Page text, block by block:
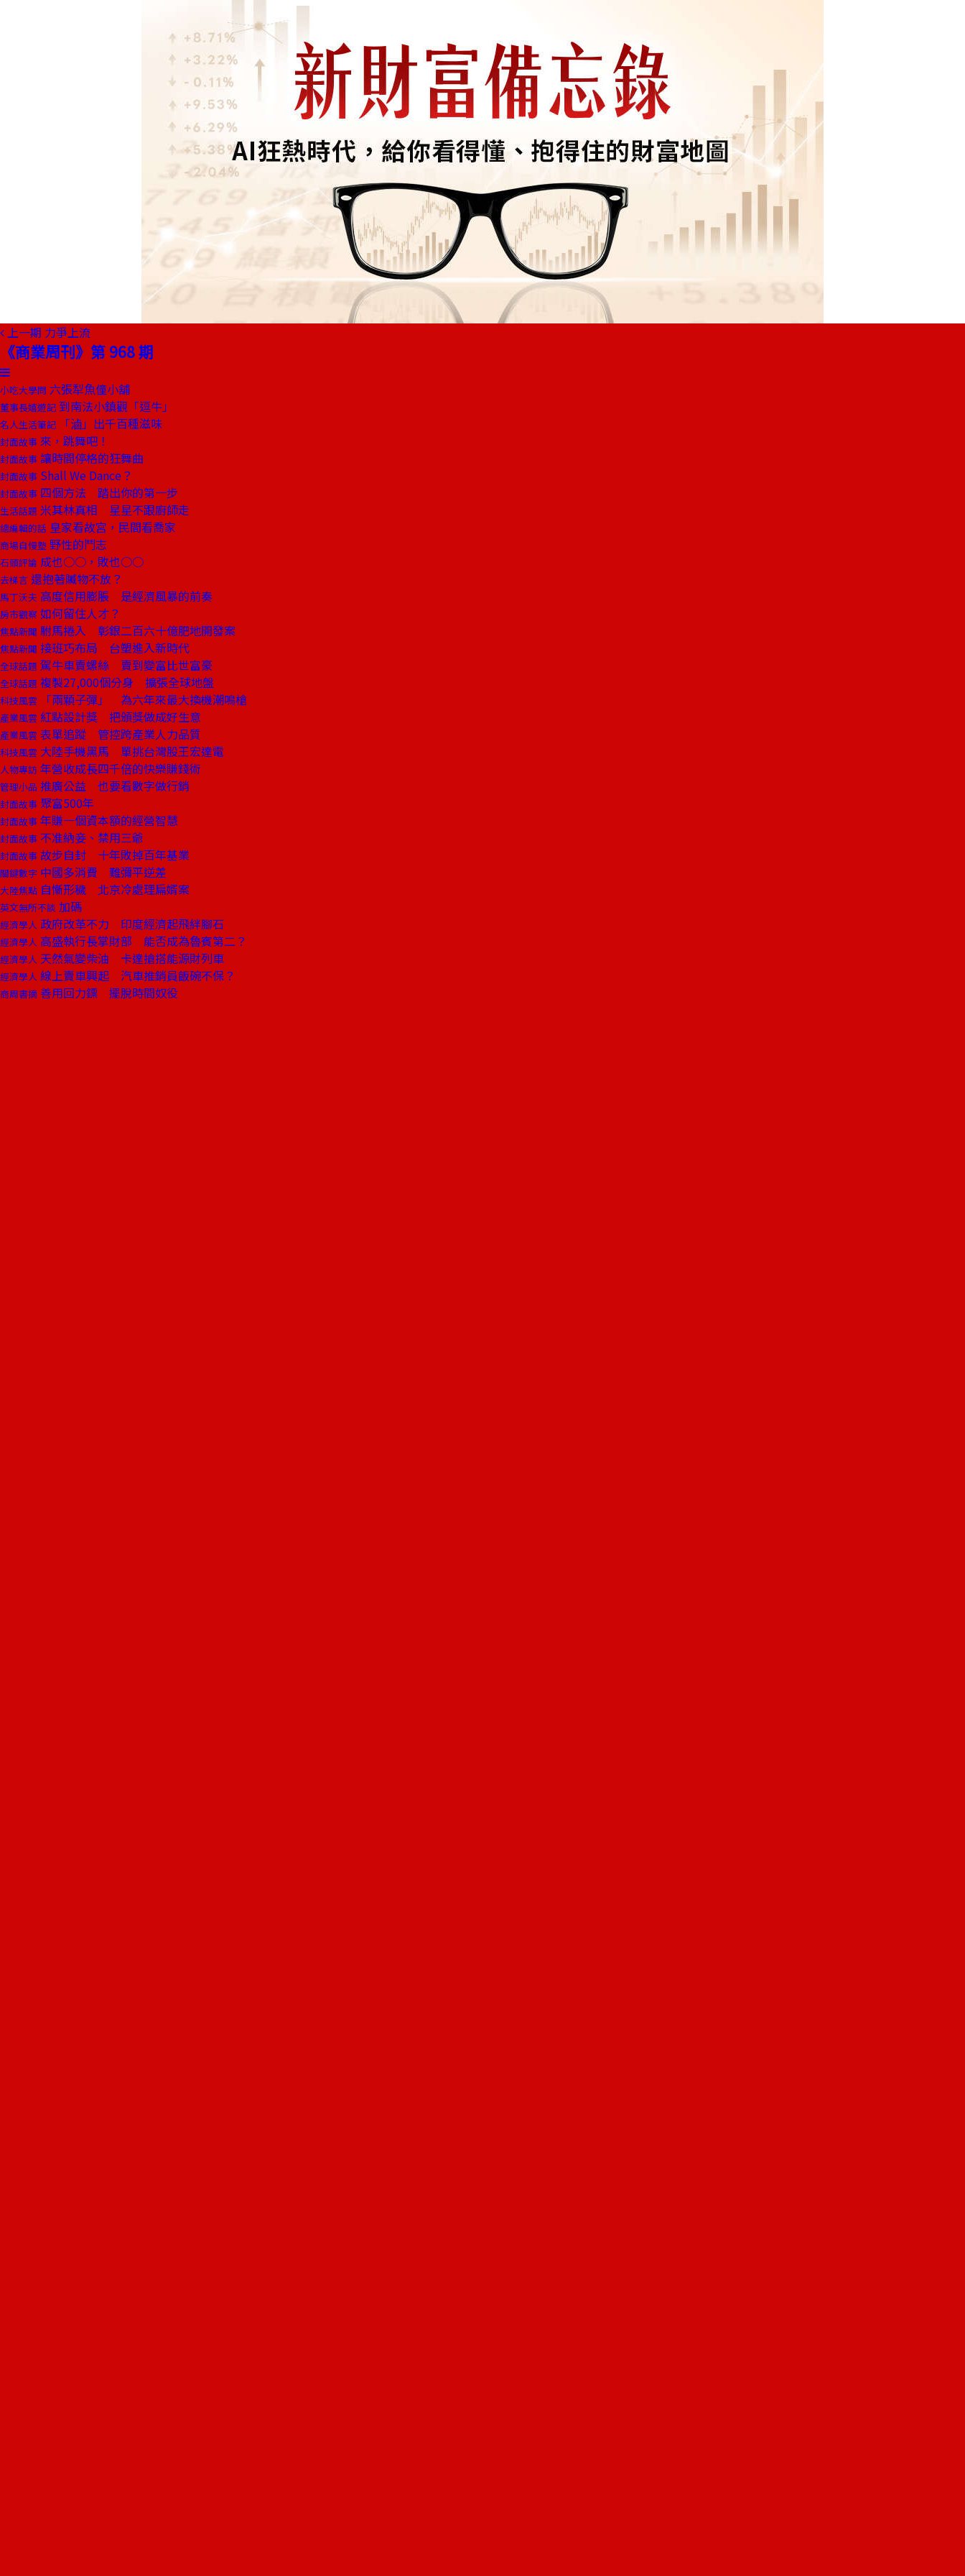
上一期 力爭上流
《商業周刊》第 968 期
小吃大學問 六張犁魚僮小舖
董事長嬉遊記 到南法小鎮觀「逗牛」
名人生活筆記 「滷」出千百種滋味
封面故事 來，跳舞吧！
封面故事 讓時間停格的狂舞曲
封面故事 Shall We Dance？
封面故事 四個方法 踏出你的第一步
生活話題 米其林真相 星星不跟廚師走
總編輯的話 皇家看故宮，民間看喬家
商場自慢塾 野性的鬥志
石頭評論 成也○○，敗也○○
去梯言 還抱著贓物不放？
馬丁沃夫 高度信用膨脹 是經濟風暴的前奏
房市觀察 如何留住人才？
焦點新聞 駙馬捲入 彰銀二百六十億肥地開發案
焦點新聞 接班巧布局 台塑進入新時代
全球話題 駕牛車賣螺絲 賣到變富比世富豪
全球話題 複製27,000個分身 擴張全球地盤
科技風雲 「兩顆子彈」 為六年來最大換機潮鳴槍
產業風雲 紅點設計獎 把頒獎做成好生意
產業風雲 表單追蹤 管控跨產業人力品質
科技風雲 大陸手機黑馬 單挑台灣股王宏達電
人物專訪 年營收成長四千倍的快樂賺錢術
管理小品 推廣公益 也要看數字做行銷
封面故事 聚富500年
封面故事 年賺一個資本額的經營智慧
封面故事 不准納妾、禁用三爺
封面故事 故步自封 十年敗掉百年基業
關鍵數字 中國多消費 難彌平逆差
大陸焦點 自慚形穢 北京冷處理扁婿案
英文無所不談 加碼
經濟學人 政府改革不力 印度經濟起飛絆腳石
經濟學人 高盛執行長掌財部 能否成為魯賓第二？
經濟學人 天然氣變柴油 卡達搶搭能源財列車
經濟學人 線上賣車興起 汽車推銷員飯碗不保？
商周書摘 善用回力鏢 擺脫時間奴役